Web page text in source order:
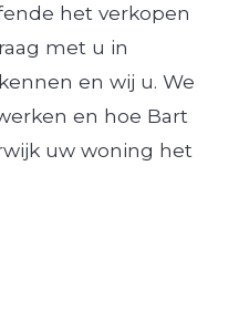
het verkopen
met u in
en wij u. We
en hoe Bart
uw woning het